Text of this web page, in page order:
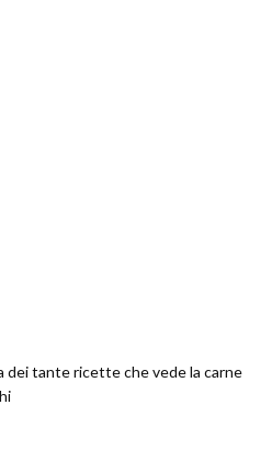
dei tante ricette che vede la carne